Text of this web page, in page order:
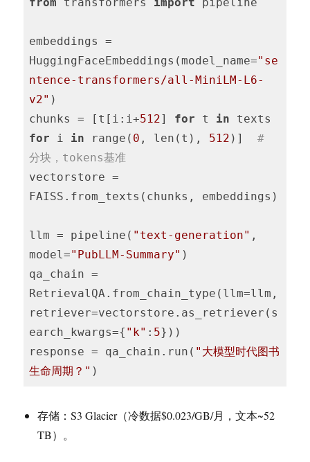
embeddings =
HuggingFaceEmbeddings(model_name="se
ntence-transformers/all-MiniLM-L6-
v2" )
chunks = [t[i:i+512] for t in
for i in range( 0 , len(t), 512 )] #
分块，tokens基准
vectorstore =
FAISS.from_texts(chunks, embeddings)
llm = pipeline( "text-generation" ,
model="PubLLM-Summary" )
qa_chain =
RetrievalQA.from_chain_type(llm=llm,
retriever=vectorstore.as_retriever(s
earch_kwargs={ "k" : 5}))
response = qa_chain.run( "大模型时代图书
生命周期？" )
存储：S3 Glacier（冷数据$0.023/GB/月，文本~52
TB）。